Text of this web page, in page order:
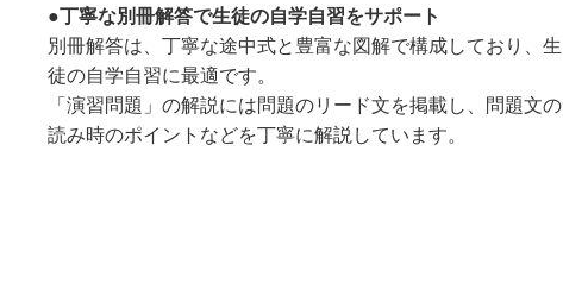
●丁寧な別冊解答で生徒の自学自習をサポート
別冊解答は、丁寧な途中式と豊富な図解で構成しており、生
徒の自学自習に最適です。
「演習問題」の解説には問題のリード文を掲載し、問題文の
読み時のポイントなどを丁寧に解説しています。